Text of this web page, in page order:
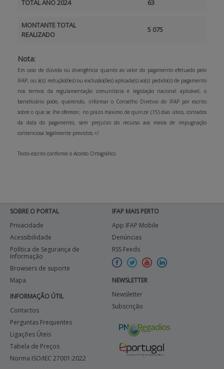
TOTAL ANO 2024 63
MONTANTE TOTAL
REALIZADO
5 075
Nota:
Em caso de dúvida ou divergência quanto ao valor do pagamento efetuado pelo
IFAP, ou à(s) redução(ões) ou exclusão(ões) aplicada(s) ao(s) pedido(s) de pagamento
nos termos da regulamentação comunitária e legislação nacional aplicável, o
beneficiário pode, querendo, informar o Conselho Diretivo do IFAP por escrito
sobre o que se lhe oferecer, no prazo máximo de quinze (15) dias úteis, contados
da data do pagamento, sem prejuízo do recurso aos meios de impugnação
contenciosa legalmente previstos.</
Texto escrito conforme o Acordo Ortográfico.
SOBRE O PORTAL
Privacidade
Acessibilidade
Política de Segurança de
Informação
Browsers de suporte
Mapa
INFORMAÇÃO ÚTIL
Contactos
Perguntas Frequentes
Ligações Úteis
Tabela de Preços
Norma ISO/IEC 27001:2022
IFAP MAIS PERTO
App IFAP Mobile
Denúncias
RSS Feeds
NEWSLETTER
Newsletter
Subscrição